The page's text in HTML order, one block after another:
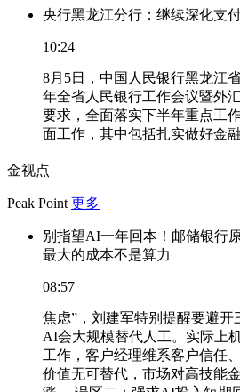
央行黑龙江分行：继续深化支
10:24
8月5日，中国人民银行黑龙江
年全省人民银行工作会议暨外
要求，全面落实下半年重点工
面工作，其中包括扎实做好金
金视点
Peak Point 更多
别指望AI一年回本！邮储银行
最大的成本不是算力
08:57
焦虑”，刘建军特别提醒要避开
AI会大规模替代人工。实际上
工作，客户经理维系客户信任
价值无可替代，市场对高技能